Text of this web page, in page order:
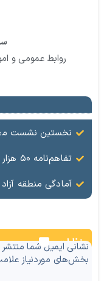
روابط عمومی و
نخستین نشست معاونان و مدیران حوزه‌های
تفاهم‌نامه ۵۰ هزار میلیارد ریالی احداث دهکده لجستیک ماکو امضا شد
آمادگی منطقه آزاد ماکو
نظرات
نشانی ایمیل شما
بخش‌های موردنیاز